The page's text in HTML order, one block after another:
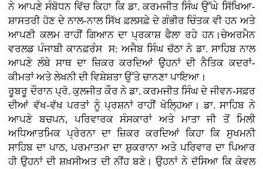
ਨੇ ਆਪਣੇ ਸੰਬੋਧਨ ਵਿੱਚ ਕਿਹਾ ਕਿ ਡਾ. ਕਰਮਜੀਤ ਸਿੰਘ ਉੱਘੇ ਸਿੱਖਿਆ-
ਸ਼ਾਸਤਰੀ ਹੋਣ ਦੇ ਨਾਲ-ਨਾਲ ਸਿੱਖ ਫ਼ਲਸਫ਼ੇ ਦੇ ਗੰਭੀਰ ਚਿੰਤਕ ਵੀ ਹਨ ਅਤੇ
ਆਪਣੀ ਕਲਮ ਰਾਹੀਂ ਗਿਆਨ ਦਾ ਪ੍ਰਕਾਸ਼ ਫੈਲਾ ਰਹੇ ਹਨ।ਚੇਅਰਮੈਨ
ਵਰਲਡ ਪੰਜਾਬੀ ਕਾਨਫ਼ਰੰਸ ਸ: ਅਜੈਬ ਸਿੰਘ ਚੱਠਾ ਨੇ ਡਾ. ਸਾਹਿਬ ਨਾਲ
ਆਪਣੇ ਲੰਬੇ ਸਾਥ ਦਾ ਜ਼ਿਕਰ ਕਰਦਿਆਂ ਉਹਨਾਂ ਦੀ ਨੈਤਿਕ ਕਦਰਾਂ-
ਕੀਮਤਾਂ ਅਤੇ ਲੇਖਨੀ ਦੀ ਵਿਸ਼ੇਸ਼ਤਾ ਉੱਤੇ ਚਾਨਣਾ ਪਾਇਆ।
ਰੂਬਰੂ ਦੌਰਾਨ ਪ੍ਰੋ. ਕੁਲਜੀਤ ਕੌਰ ਨੇ ਡਾ. ਕਰਮਜੀਤ ਸਿੰਘ ਦੇ ਜੀਵਨ-ਸਫ਼ਰ
ਦੀਆਂ ਵੱਖ-ਵੱਖ ਪਰਤਾਂ ਨੂੰ ਪ੍ਰਸ਼ਨਾਂ ਰਾਹੀਂ ਖੋਲ੍ਹਿਆ। ਡਾ. ਸਾਹਿਬ ਨੇ
ਆਪਣੇ ਬਚਪਨ, ਪਰਿਵਾਰਕ ਸੰਸਕਾਰਾਂ ਅਤੇ ਮਾਤਾ ਜੀ ਤੋਂ ਮਿਲੀ
ਅਧਿਆਤਮਿਕ ਪ੍ਰੇਰਨਾ ਦਾ ਜ਼ਿਕਰ ਕਰਦਿਆਂ ਕਿਹਾ ਕਿ ਸੁਖਮਨੀ
ਸਾਹਿਬ ਦਾ ਪਾਠ, ਪਰਮਾਤਮਾ ਦਾ ਸ਼ੁਕਰਾਨਾ ਅਤੇ ਪਰਿਵਾਰ ਦਾ ਪਿਆਰ
ਹੀ ਉਹਨਾਂ ਦੀ ਸ਼ਖ਼ਸੀਅਤ ਦੀ ਨੀਂਹ ਬਣੇ। ਉਹਨਾਂ ਨੇ ਦੱਸਿਆ ਕਿ ਕੇਵਲ